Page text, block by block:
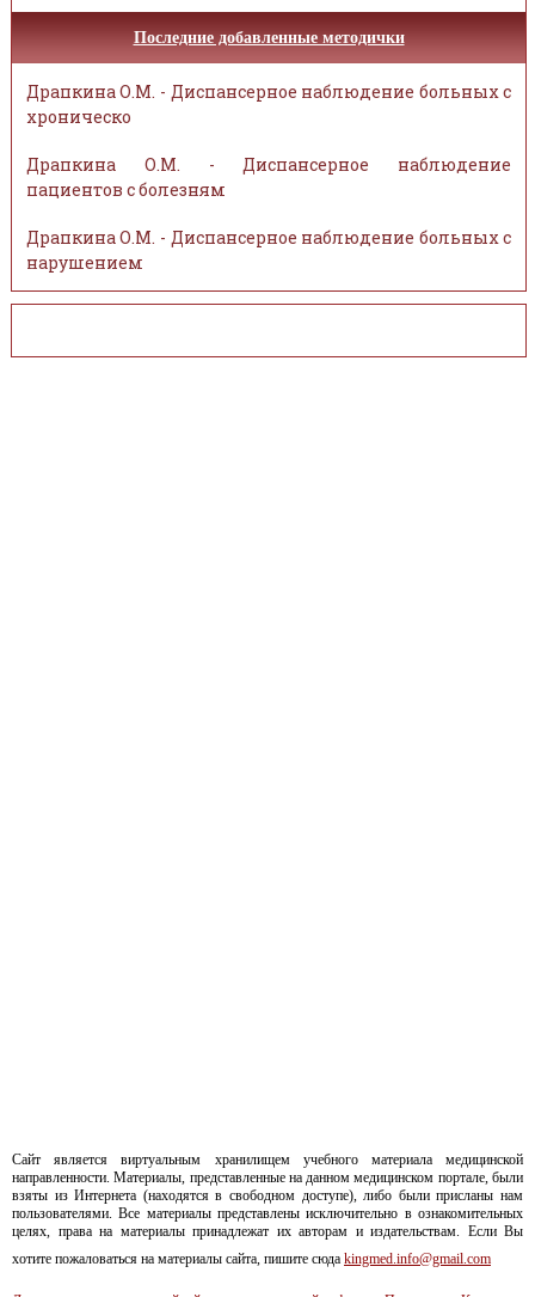
Последние добавленные методички
Драпкина О.М. - Диспансерное наблюдение больных с
хроническо
Драпкина О.М. - Диспансерное наблюдение
пациентов с болезням
Драпкина О.М. - Диспансерное наблюдение больных с
нарушением
Сайт является виртуальным хранилищем учебного материала медицинской
направленности. Материалы, представленные на данном медицинском портале, были
взяты из Интернета (находятся в свободном доступе), либо были присланы нам
пользователями. Все материалы представлены исключительно в ознакомительных
целях, права на материалы принадлежат их авторам и издательствам. Если Вы
хотите пожаловаться на материалы сайта, пишите сюда kingmed.info@gmail.com